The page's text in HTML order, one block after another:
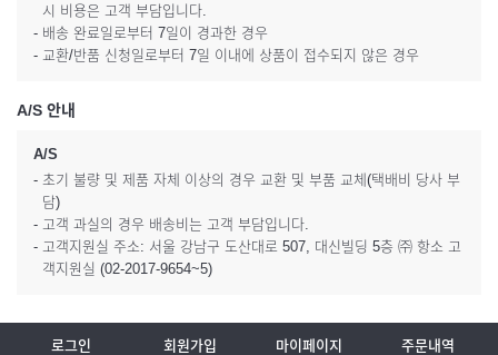
시 비용은 고객 부담입니다.
- 배송 완료일로부터 7일이 경과한 경우
- 교환/반품 신청일로부터 7일 이내에 상품이 접수되지 않은 경우
A/S 안내
A/S
- 초기 불량 및 제품 자체 이상의 경우 교환 및 부품 교체(택배비 당사 부
담)
- 고객 과실의 경우 배송비는 고객 부담입니다.
- 고객지원실 주소: 서울 강남구 도산대로 507, 대신빌딩 5층 ㈜ 항소 고
객지원실 (02-2017-9654~5)
로그인 회원가입 마이페이지 주문내역